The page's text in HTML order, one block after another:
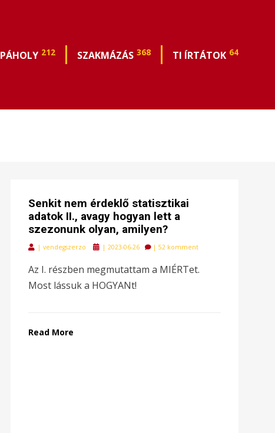
PÁHOLY 212 SZAKMÁZÁS 368 TI ÍRTÁTOK 64
Senkit nem érdeklő statisztikai
adatok II., avagy hogyan lett a
szezonunk olyan, amilyen?
|vendegszerzo
Posted
|2023-06-26 |52 komment
Az I. részben megmutattam a MIÉRTet.
Most lássuk a HOGYANt!
Read More